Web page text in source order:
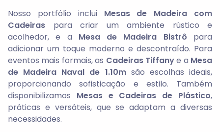
Nosso portfólio inclui Mesas de Madeira com
Cadeiras para criar um ambiente rústico e
acolhedor, e a Mesa de Madeira Bistrô para
adicionar um toque moderno e descontraído. Para
eventos mais formais, as Cadeiras Tiffanye a Mesa
de Madeira Naval de 1.10msão escolhas ideais,
proporcionando sofisticação e estilo. Também
disponibilizamos Mesas e Cadeiras de Plástico,
práticas e versáteis, que se adaptam a diversas
necessidades.